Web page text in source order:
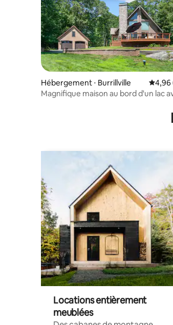
Hébergement ⋅ Burrillville
4,96
Magnifique maison au bord d'un lac
Locations entièrement
meublées